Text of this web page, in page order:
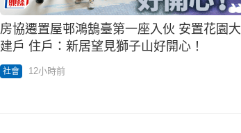
房協遷置屋邨鴻鵠臺第一座入伙 安置花園大廈重
建戶 住戶：新居望見獅子山好開心！
社會 12小時前